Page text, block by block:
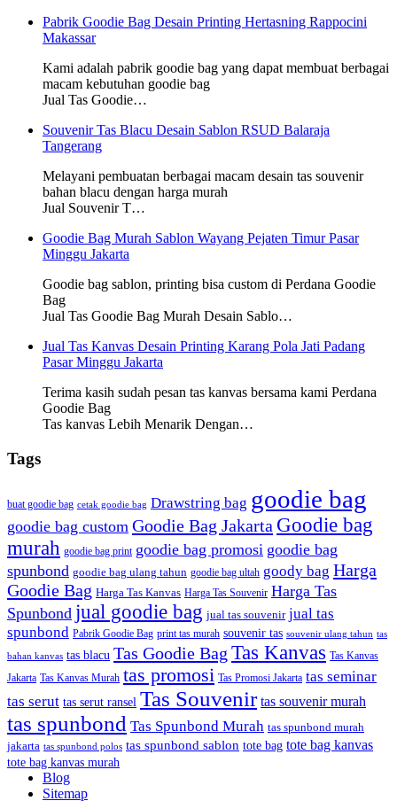
Pabrik Goodie Bag Desain Printing Hertasning Rappocini
Makassar
Kami adalah pabrik goodie bag yang dapat membuat berbagai
macam kebutuhan goodie bag
Jual Tas Goodie…
Souvenir Tas Blacu Desain Sablon RSUD Balaraja
Tangerang
Melayani pembuatan berbagai macam desain tas souvenir
bahan blacu dengan harga murah
Jual Souvenir T…
Goodie Bag Murah Sablon Wayang Pejaten Timur Pasar
Minggu Jakarta
Goodie bag sablon, printing bisa custom di Perdana Goodie
Bag
Jual Tas Goodie Bag Murah Desain Sablo…
Jual Tas Kanvas Desain Printing Karang Pola Jati Padang
Pasar Minggu Jakarta
Terima kasih sudah pesan tas kanvas bersama kami Perdana
Goodie Bag
Tas kanvas Lebih Menarik Dengan…
Tags
buat goodie bag cetak goodie bag Drawstring bag goodie bag
goodie bag custom Goodie Bag Jakarta Goodie bag
murah goodie bag print goodie bag promosi goodie bag
spunbond goodie bag ulang tahun goodie bag ultah goody bag Harga
Goodie Bag Harga Tas Kanvas Harga Tas Souvenir Harga Tas
Spunbond jual goodie bag jual tas souvenir jual tas
spunbond Pabrik Goodie Bag print tas murah souvenir tas souvenir ulang tahun tas
bahan kanvas tas blacu Tas Goodie Bag Tas Kanvas Tas Kanvas
Jakarta Tas Kanvas Murah tas promosi Tas Promosi Jakarta tas seminar
tas serut tas serut ransel Tas Souvenir tas souvenir murah
tas spunbond Tas Spunbond Murah tas spunbond murah
jakarta tas spunbond polos tas spunbond sablon tote bag tote bag kanvas
tote bag kanvas murah
Blog
Sitemap